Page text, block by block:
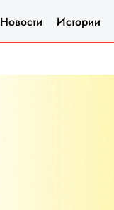
Новости Истории